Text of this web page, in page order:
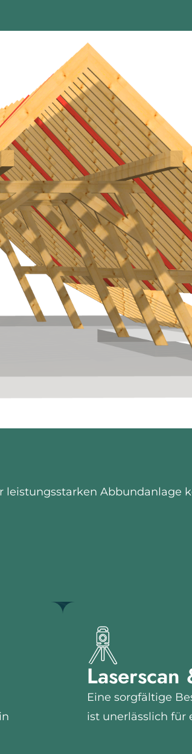
Abbundanlage
Laserscan
Eine sorgfältige
ist unerlässlich für